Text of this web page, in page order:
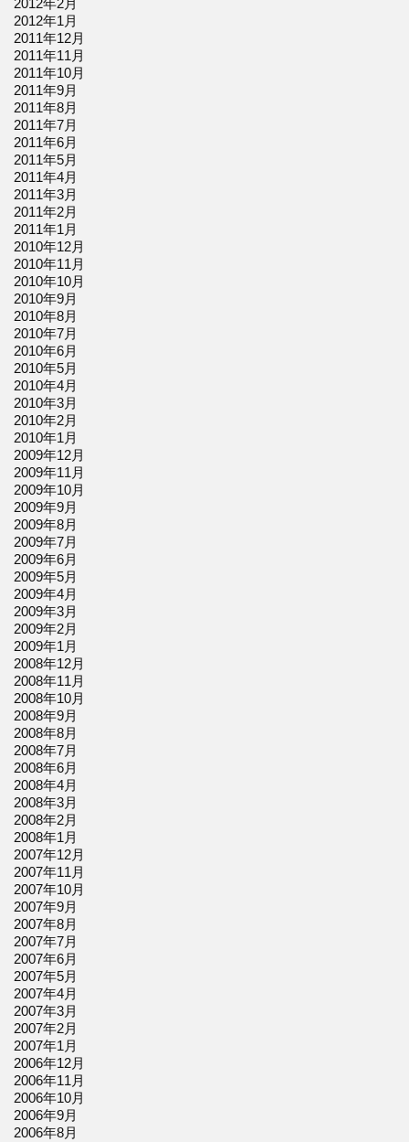
2012年2月
2012年1月
2011年12月
2011年11月
2011年10月
2011年9月
2011年8月
2011年7月
2011年6月
2011年5月
2011年4月
2011年3月
2011年2月
2011年1月
2010年12月
2010年11月
2010年10月
2010年9月
2010年8月
2010年7月
2010年6月
2010年5月
2010年4月
2010年3月
2010年2月
2010年1月
2009年12月
2009年11月
2009年10月
2009年9月
2009年8月
2009年7月
2009年6月
2009年5月
2009年4月
2009年3月
2009年2月
2009年1月
2008年12月
2008年11月
2008年10月
2008年9月
2008年8月
2008年7月
2008年6月
2008年4月
2008年3月
2008年2月
2008年1月
2007年12月
2007年11月
2007年10月
2007年9月
2007年8月
2007年7月
2007年6月
2007年5月
2007年4月
2007年3月
2007年2月
2007年1月
2006年12月
2006年11月
2006年10月
2006年9月
2006年8月